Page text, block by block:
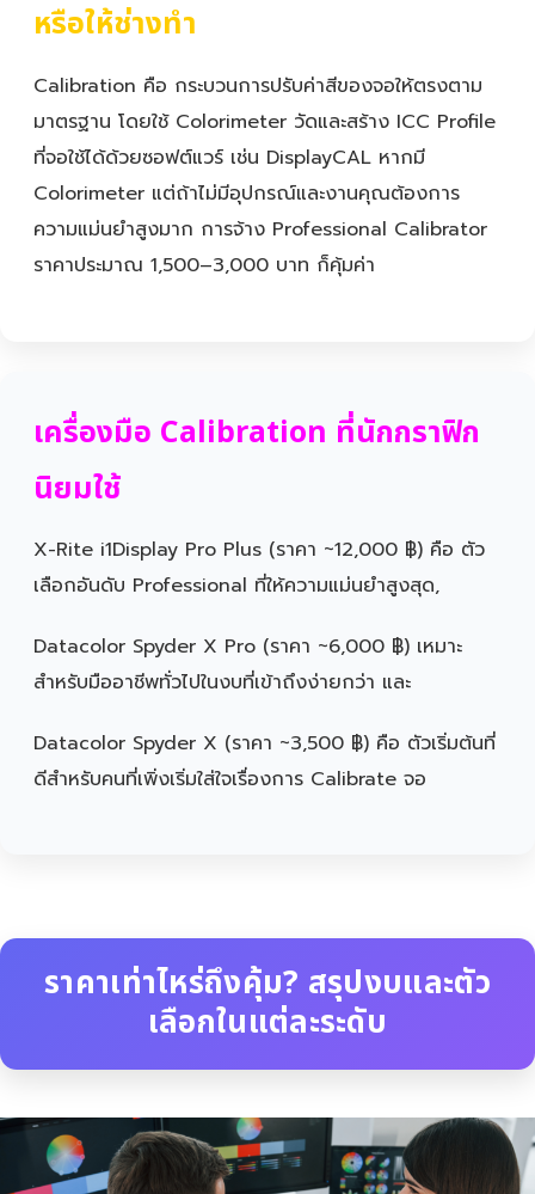
หรือให้ช่างทำ
Calibration คือ กระบวนการปรับค่าสีของจอให้ตรงตาม
มาตรฐาน โดยใช้ Colorimeter วัดและสร้าง ICC Profile
ที่จอใช้ได้ด้วยซอฟต์แวร์ เช่น DisplayCAL หากมี
Colorimeter แต่ถ้าไม่มีอุปกรณ์และงานคุณต้องการ
ความแม่นยำสูงมาก การจ้าง Professional Calibrator
ราคาประมาณ 1,500–3,000 บาท ก็คุ้มค่า
เครื่องมือ Calibration ที่นักกราฟิก
นิยมใช้
X-Rite i1Display Pro Plus (ราคา ~12,000 ฿) คือ ตัว
เลือกอันดับ Professional ที่ให้ความแม่นยำสูงสุด,
Datacolor Spyder X Pro (ราคา ~6,000 ฿) เหมาะ
สำหรับมืออาชีพทั่วไปในงบที่เข้าถึงง่ายกว่า และ
Datacolor Spyder X (ราคา ~3,500 ฿) คือ ตัวเริ่มต้นที่
ดีสำหรับคนที่เพิ่งเริ่มใส่ใจเรื่องการ Calibrate จอ
ราคาเท่าไหร่ถึงคุ้ม? สรุปงบและตัว
เลือกในแต่ละระดับ